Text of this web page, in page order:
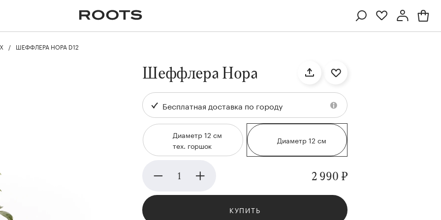
Профиль
растений
Kenzan
ШЕФФЛЕРА НОРА D12
Шеффлера Нора
Бесплатная доставка по городу
Диаметр 12 см
тех. горшок
Диаметр 12 см
2 990 ₽
КУПИТЬ